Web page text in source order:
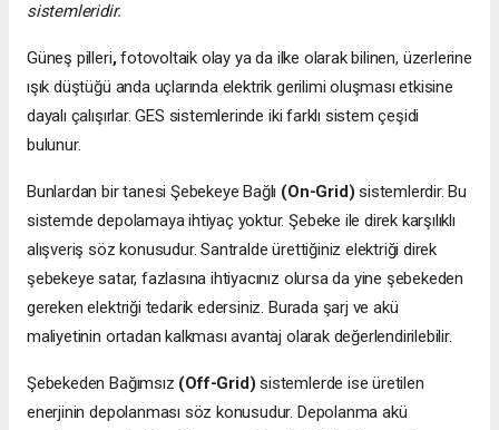
sistemleridir.
Güneş pilleri,fotovoltaik olay ya da ilke olarak bilinen, üzerlerine
ışık düştüğü anda uçlarında elektrik gerilimi oluşması etkisine
dayalı çalışırlar. GES sistemlerinde iki farklı sistem çeşidi
bulunur.
Bunlardan bir tanesi Şebekeye Bağlı (On-Grid) sistemlerdir. Bu
sistemde depolamaya ihtiyaç yoktur. Şebeke ile direk karşılıklı
alışveriş söz konusudur. Santralde ürettiğiniz elektriği direk
şebekeye satar, fazlasına ihtiyacınız olursa da yine şebekeden
gereken elektriği tedarik edersiniz. Burada şarj ve akü
maliyetinin ortadan kalkması avantaj olarak değerlendirilebilir.
Şebekeden Bağımsız (Off-Grid) sistemlerde ise üretilen
enerjinin depolanması söz konusudur. Depolanma akü